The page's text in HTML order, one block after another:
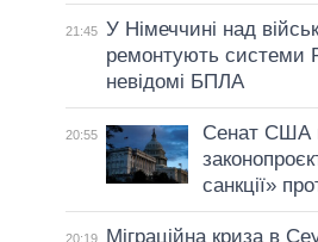
21:45 У Німеччині над
ремонтують системи
невідомі БПЛА
20:55
Сенат США
санкції»
20:19
Міграційна криза в